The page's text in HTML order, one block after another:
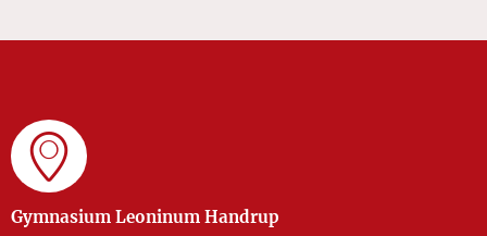
Gymnasium Leoninum Handrup